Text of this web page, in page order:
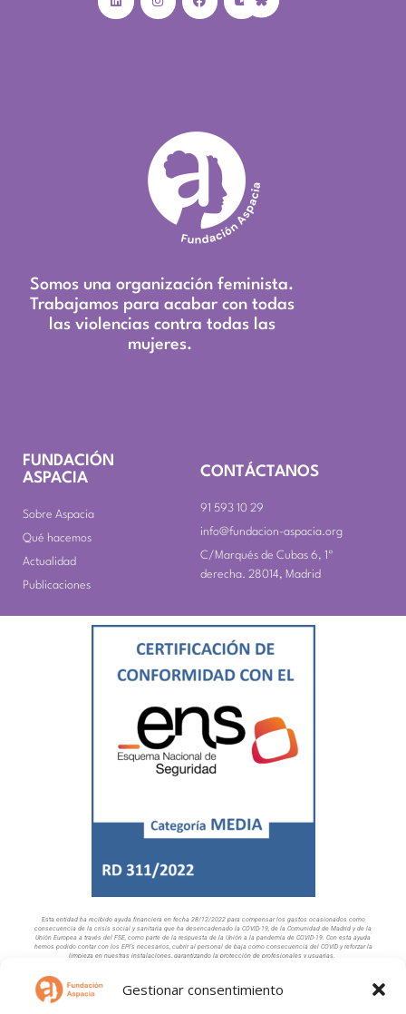
Gestionar consentimiento
Somos una organización feminista.
Trabajamos para acabar con todas
las violencias contra todas las
mujeres.
FUNDACIÓN
ASPACIA
Sobre Aspacia
Qué hacemos
Actualidad
Publicaciones
CONTÁCTANOS
91 593 10 29
info@fundacion-aspacia.org
C/Marqués de Cubas 6, 1º
derecha. 28014, Madrid
Estaentidad ha recibido ayuda financiera en fecha 28/12/2022 para compensar los gastos ocasionados como
consecuencia de la crisis social y sanitaria que ha desencadenado la COVID-19, de la Comunidad de Madrid y de la
Unión Europea a través del FSE, como parte de la respuesta de la Unión a la pandemia de COVID-19. Con esta ayuda
hemos podido contar con los EPI’s necesarios, cubrir al personal de baja como consecuencia del COVID y reforzar la
limpieza en nuestras instalaciones, garantizando la protección de profesionales y usuarias.